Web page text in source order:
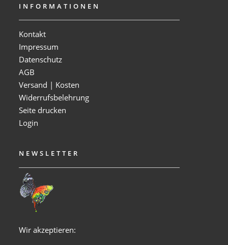
INFORMATIONEN
Kontakt
Impressum
Datenschutz
AGB
Versand | Kosten
Widerrufsbelehrung
Seite drucken
Login
NEWSLETTER
Wir akzeptieren: